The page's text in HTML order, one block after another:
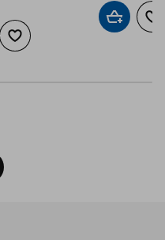
в кошницата
Добави към списъка с
Добави
Нагоре